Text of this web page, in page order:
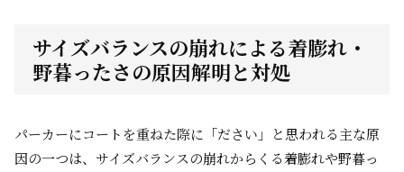
サイズバランスの崩れによる着膨れ・
野暮ったさの原因解明と対処
パーカーにコートを重ねた際に「ださい」と思われる主な原
因の一つは、サイズバランスの崩れからくる着膨れや野暮っ